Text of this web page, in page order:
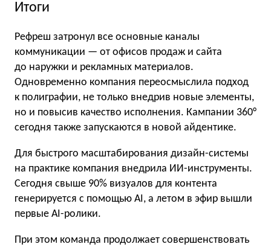
Итоги
Рефреш затронул все основные каналы
коммуникации — от офисов продаж и сайта
до наружки и рекламных материалов.
Одновременно компания переосмыслила подход
к полиграфии, не только внедрив новые элементы,
но и повысив качество исполнения. Кампании 360°
сегодня также запускаются в новой айдентике.
Для быстрого масштабирования дизайн-системы
на практике компания внедрила ИИ-инструменты.
Сегодня свыше 90% визуалов для контента
генерируется с помощью AI, а летом в эфир вышли
первые AI-ролики.
При этом команда продолжает совершенствовать